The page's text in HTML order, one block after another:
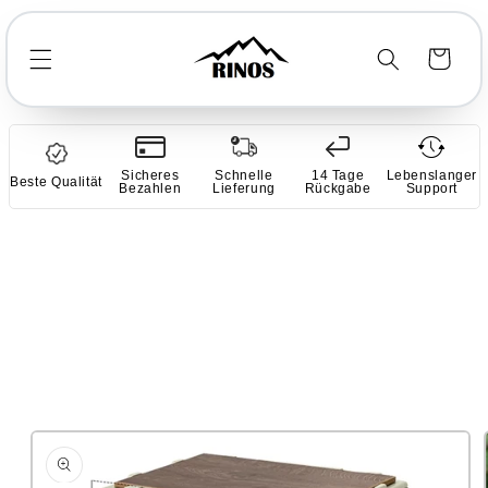
Direkt
Inhalt
Warenkorb
Beste Qualität
Sicheres
Bezahlen
Schnelle
Lieferung
14 Tage
Rückgabe
Lebenslanger
Support